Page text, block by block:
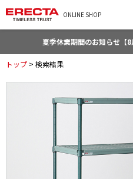
ONLINE SHOP
夏季休業期間のお知らせ【8
トップ > 検索結果